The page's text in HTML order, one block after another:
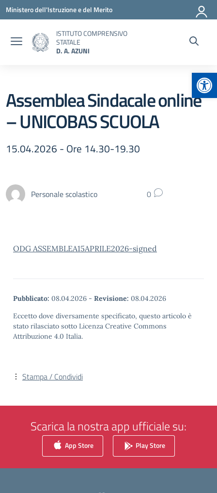
Vai ai contenuti
Vai al menu di navigazione
Vai al footer
Ministero dell'Istruzione e del Merito
ISTITUTO COMPRENSIVO
STATALE
D. A. AZUNI
Assemblea Sindacale online
– UNICOBAS SCUOLA
15.04.2026 - Ore 14.30-19.30
Personale scolastico 0
ODG ASSEMBLEA15APRILE2026-signed
Pubblicato: 08.04.2026 - Revisione: 08.04.2026
Eccetto dove diversamente specificato, questo articolo è
stato rilasciato sotto Licenza Creative Commons
Attribuzione 4.0 Italia.
Stampa / Condividi
Scarica la nostra app ufficiale su:
App Store Play Store